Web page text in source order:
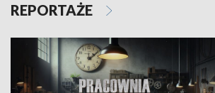
REPORTAŻE